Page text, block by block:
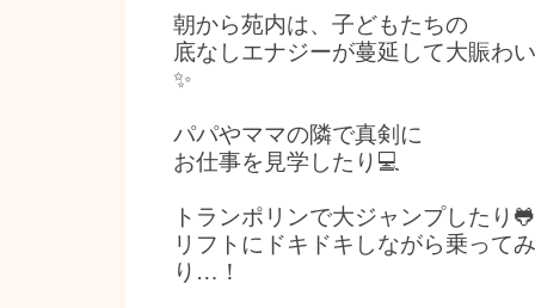
朝から苑内は、子どもたちの
底なしエナジーが蔓延して大賑わ
✨
パパやママの隣で真剣に
お仕事を見学したり💻
トランポリンで大ジャンプしたり
リフトにドキドキしながら乗って
り…！